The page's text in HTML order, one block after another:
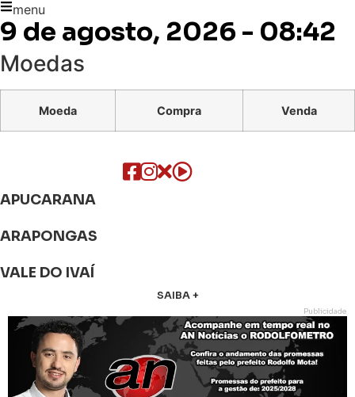
menu
9 de agosto, 2026 - 08:42
Moedas
Moeda Compra Venda
APUCARANA
ARAPONGAS
VALE DO IVAÍ
SAIBA +
Publicidade